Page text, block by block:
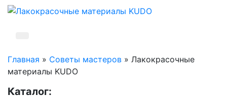
Главная » Советы мастеров » Лакокрасочные
материалы KUDO
Каталог: